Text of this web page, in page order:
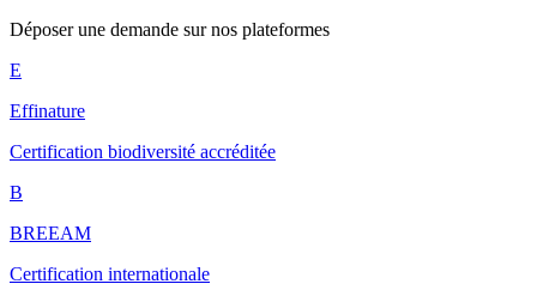
Déposer une demande sur nos plateformes
E
Effinature
Certification biodiversité accréditée
B
BREEAM
Certification internationale